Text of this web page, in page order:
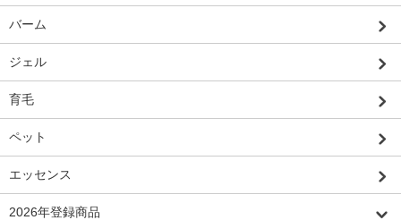
バーム
ジェル
育毛
ペット
エッセンス
2026年登録商品